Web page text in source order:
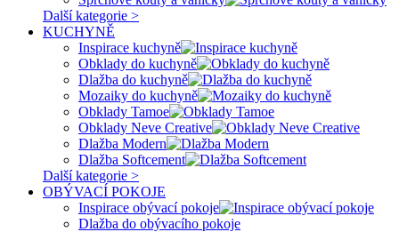
Další kategorie >
KUCHYNĚ
Inspirace kuchyně
Obklady do kuchyně
Dlažba do kuchyně
Mozaiky do kuchyně
Obklady Tamoe
Obklady Neve Creative
Dlažba Modern
Dlažba Softcement
Další kategorie >
OBÝVACÍ POKOJE
Inspirace obývací pokoje
Dlažba do obývacího pokoje